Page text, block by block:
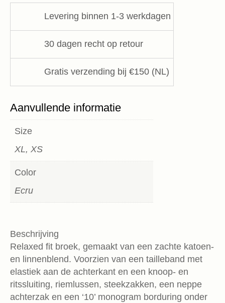
Levering binnen 1-3 werkdagen
30 dagen recht op retour
Gratis verzending bij €150 (NL)
Aanvullende informatie
Size
XL, XS
Color
Ecru
Beschrijving
Relaxed fit broek, gemaakt van een zachte katoen-
en linnenblend. Voorzien van een tailleband met
elastiek aan de achterkant en een knoop- en
ritssluiting, riemlussen, steekzakken, een neppe
achterzak en een ‘10’ monogram borduring onder